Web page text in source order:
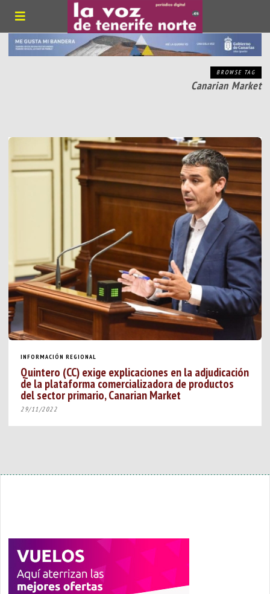
BROWSE TAG
Canarian Market
INFORMACIÓN REGIONAL
Quintero (CC) exige explicaciones en la adjudicación
de la plataforma comercializadora de productos
del sector primario, Canarian Market
29/11/2022